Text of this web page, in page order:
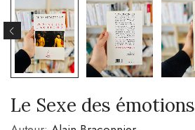
Le Sexe des émotions